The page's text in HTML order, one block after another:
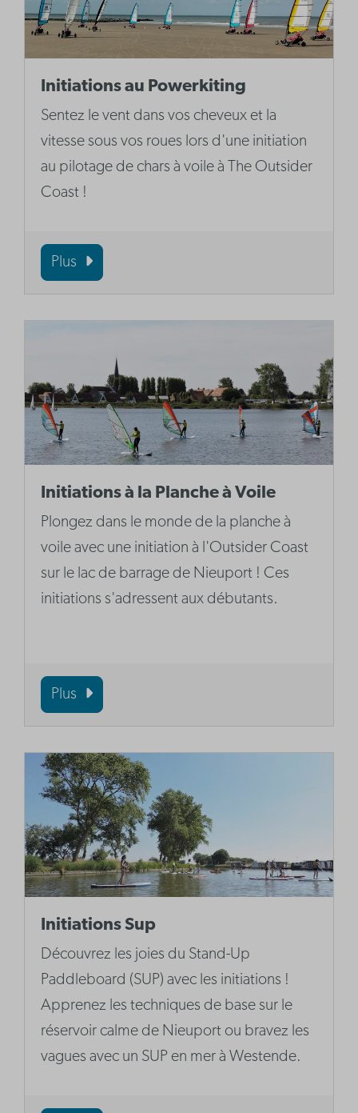
Initiations au Powerkiting
Sentez le vent dans vos cheveux et la
vitesse sous vos roues lors d'une initiation
au pilotage de chars à voile à The Outsider
Coast !
Plus
Initiations à la Planche à Voile
Plongez dans le monde de la planche à
voile avec une initiation à l'Outsider Coast
sur le lac de barrage de Nieuport ! Ces
initiations s'adressent aux débutants.
Plus
Initiations Sup
Découvrez les joies du Stand-Up
Paddleboard (SUP) avec les initiations !
Apprenez les techniques de base sur le
réservoir calme de Nieuport ou bravez les
vagues avec un SUP en mer à Westende.